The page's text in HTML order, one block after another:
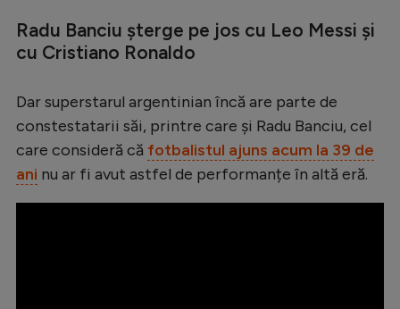
Stranieri
Tenis
Handbal
Radu Banciu șterge pe jos cu Leo Messi și
cu Cristiano Ronaldo
Dar superstarul argentinian încă are parte de
constestatarii săi, printre care și Radu Banciu, cel
care consideră că fotbalistul ajuns acum la 39 de
ani nu ar fi avut astfel de performanțe în altă eră.